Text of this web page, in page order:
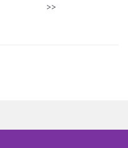
>>